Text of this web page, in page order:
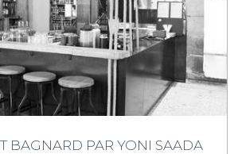
BAGNARD PAR YONI SAADA